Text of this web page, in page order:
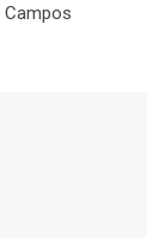
Campos